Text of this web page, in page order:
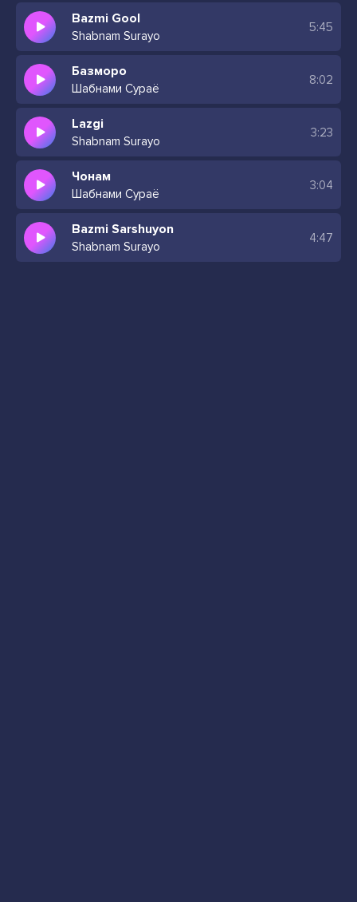
Bazmi Gool
Shabnam Surayo
5:45
Базморо
Шабнами Сураё
8:02
Lazgi
Shabnam Surayo
3:23
Чонам
Шабнами Сураё
3:04
Bazmi Sarshuyon
Shabnam Surayo
4:47